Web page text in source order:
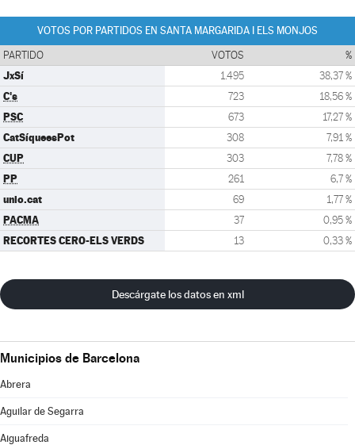
VOTOS POR PARTIDOS EN SANTA MARGARIDA I ELS MONJOS
PARTIDO VOTOS %
JxSí 1.495 38,37 %
C's 723 18,56 %
PSC 673 17,27 %
CatSíqueesPot 308 7,91 %
CUP 303 7,78 %
PP 261 6,7 %
unio.cat 69 1,77 %
PACMA 37 0,95 %
RECORTES CERO-ELS VERDS 13 0,33 %
Descárgate los datos en xml
Municipios de Barcelona
Abrera
Aguilar de Segarra
Aiguafreda